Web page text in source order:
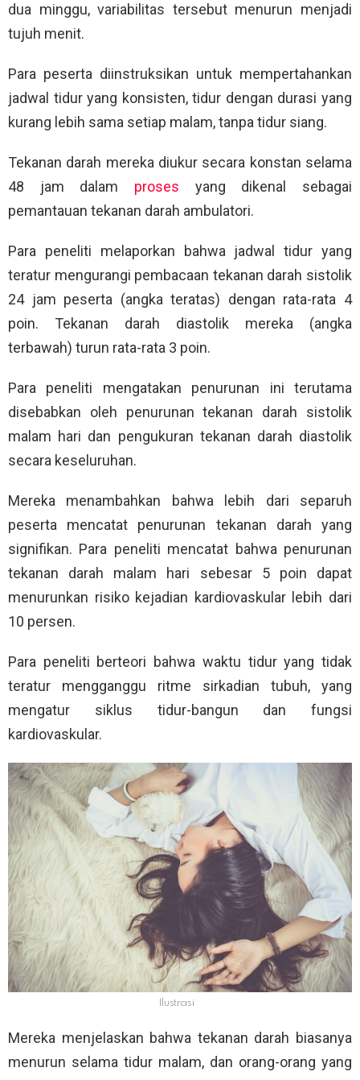
dua minggu, variabilitas tersebut menurun menjadi
tujuh menit.
Para peserta diinstruksikan untuk mempertahankan
jadwal tidur yang konsisten, tidur dengan durasi yang
kurang lebih sama setiap malam, tanpa tidur siang.
Tekanan darah mereka diukur secara konstan selama
48 jam dalam proses yang dikenal sebagai
pemantauan tekanan darah ambulatori.
Para peneliti melaporkan bahwa jadwal tidur yang
teratur mengurangi pembacaan tekanan darah sistolik
24 jam peserta (angka teratas) dengan rata-rata 4
poin. Tekanan darah diastolik mereka (angka
terbawah) turun rata-rata 3 poin.
Para peneliti mengatakan penurunan ini terutama
disebabkan oleh penurunan tekanan darah sistolik
malam hari dan pengukuran tekanan darah diastolik
secara keseluruhan.
Mereka menambahkan bahwa lebih dari separuh
peserta mencatat penurunan tekanan darah yang
signifikan. Para peneliti mencatat bahwa penurunan
tekanan darah malam hari sebesar 5 poin dapat
menurunkan risiko kejadian kardiovaskular lebih dari
10 persen.
Para peneliti berteori bahwa waktu tidur yang tidak
teratur mengganggu ritme sirkadian tubuh, yang
mengatur siklus tidur-bangun dan fungsi
kardiovaskular.
Ilustrasi
Mereka menjelaskan bahwa tekanan darah biasanya
menurun selama tidur malam, dan orang-orang yang